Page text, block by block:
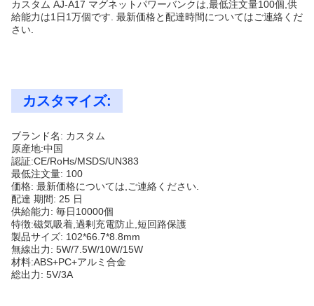
カスタム AJ-A17 マグネットパワーバンクは,最低注文量100個,供
給能力は1日1万個です. 最新価格と配達時間についてはご連絡くだ
さい.
カスタマイズ:
ブランド名: カスタム
原産地:中国
認証:CE/RoHs/MSDS/UN383
最低注文量: 100
価格: 最新価格については,ご連絡ください.
配達 期間: 25 日
供給能力: 毎日10000個
特徴:磁気吸着,過剰充電防止,短回路保護
製品サイズ: 102*66.7*8.8mm
無線出力: 5W/7.5W/10W/15W
材料:ABS+PC+アルミ合金
総出力: 5V/3A